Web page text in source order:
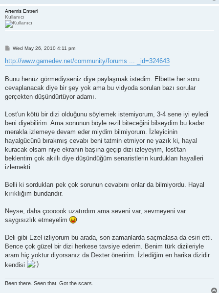
Artemis Entreri
Kullanıcı
P
s
t
Wed May 26, 2010 4:11 pm
http://www.gamedev.net/community/forums ... _id=324643
Bunu henüz görmediyseniz diye paylaşmak istedim. Elbette her soru
cevaplanacak diye bir şey yok ama bu vidyoda sorulan bazı sorular
gerçekten düşündürtüyor adamı.
Lost'un kötü bir dizi olduğunu söylemek istemiyorum, 3-4 sene iyi eyledi
beni diyebilirim. Ama sonunun böyle rezil biteceğini bilseydim bu kadar
merakla izlemeye devam eder miydim bilmiyorum. İzleyicinin
hayalgücünü bırakmış cevabı beni tatmin etmiyor ne yazık ki, hayal
kuracak olsam niye ekranın başına geçip dizi izleyeyim, lost'tan
beklentim çok akıllı diye düşündüğüm senaristlerin kurdukları hayalleri
izlemekti.
Belli ki sordukları pek çok sorunun cevabını onlar da bilmiyordu. Hayal
kırıklığım bundandır.
Neyse, daha çoooook uzatırdım ama seveni var, sevmeyeni var
saygısızlık etmeyelim
Deli gibi Ezel izliyorum bu arada, son zamanlarda saçmalasa da esiri etti.
Bence çok güzel bir dizi herkese tavsiye ederim. Benim türk dizileriyle
aram hiç yoktur diyorsanız da Dexter öneririm. İzlediğim en harika dizidir
kendisi
Been there. Seen that. Got the scars.